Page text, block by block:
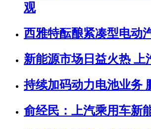
观
西雅特酝酿紧凑型电动
新能源市场日益火热 上
持续加码动力电池业务
俞经民：上汽乘用车新